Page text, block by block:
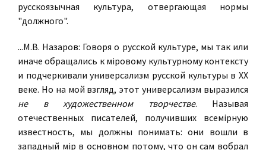
русскоязычная культура, отвергающая нормы
"должного".
...М.В. Назаров: Говоря о русской культуре, мы так или
иначе обращались к мiровому культурному контексту
и подчеркивали универсализм русской культуры в XX
веке. Но на мой взгляд, этот универсализм выразился
не в художественном творчестве. Называя
отечественных писателей, получивших всемiрную
известность, мы должны понимать: они вошли в
западный мiр в основном потому, что он сам вобрал